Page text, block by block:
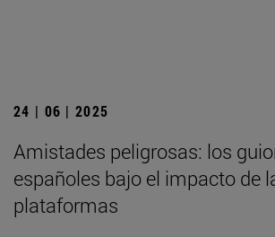
24 | 06 | 2025
Amistades peligrosas: los
españoles bajo el impacto de
plataformas